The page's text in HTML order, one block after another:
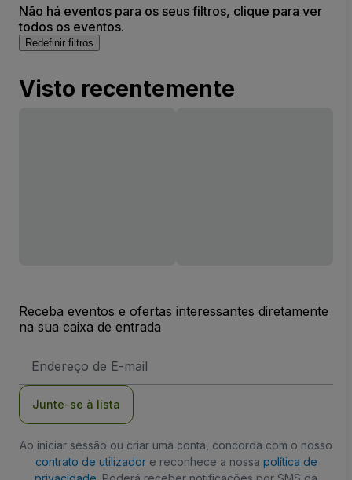
Não há eventos para os seus filtros, clique para ver
todos os eventos.
Redefinir filtros
Visto recentemente
Receba eventos e ofertas interessantes diretamente
na sua caixa de entrada
de
Junte-se à lista
Ao iniciar sessão ou criar uma conta, concorda com o nosso
contrato de utilizadore reconhece a nossa política de